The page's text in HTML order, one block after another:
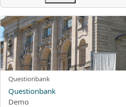
Questionbank
Kurzer Kursname
Questionbank
Kursname
Questionbank
Kursbereich
Demo